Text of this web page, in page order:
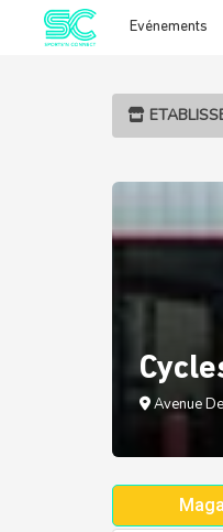
Evénements
Avenue